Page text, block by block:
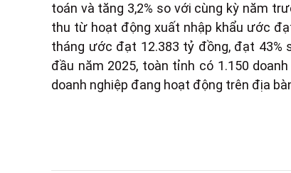
toán và tăng 3,2% so với cùng kỳ năm
thu từ hoạt động xuất nhập khẩu ước
tháng ước đạt 12.383 tỷ đồng, đạt 43%
đầu năm 2025, toàn tỉnh có 1.150
doanh nghiệp đang hoạt động trên địa